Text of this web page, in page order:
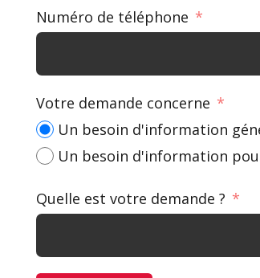
Numéro de téléphone
Votre demande concerne
Un besoin d'information
Un besoin d'information
Quelle est votre demande ?